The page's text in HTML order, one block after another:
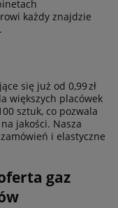
każdy znajdzie
się już od 0,99 zł
większych placówek
sztuk, co pozwala
jakości. Nasza
i elastyczne
gaz